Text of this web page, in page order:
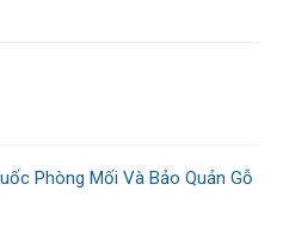
Phòng Mối Và Bảo Quản Gỗ